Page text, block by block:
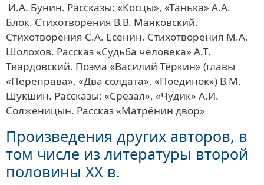
И.А. Бунин. Рассказы: «Косцы», «Танька» А.А.
Блок. Стихотворения В.В. Маяковский.
Стихотворения С.А. Есенин. Стихотворения М.А.
Шолохов. Рассказ «Судьба человека» А.Т.
Твардовский. Поэма «Василий Тёркин» (главы
«Переправа», «Два солдата», «Поединок») В.М.
Шукшин. Рассказы: «Срезал», «Чудик» А.И.
Солженицын. Рассказ «Матрёнин двор»
Произведения других авторов, в
том числе из литературы второй
половины ХХ в.